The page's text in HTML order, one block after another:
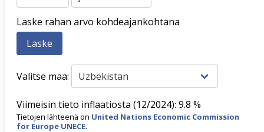
Laske rahan arvo kohdeajankohtana
Valitse maa:
Viimeisin tieto inflaatiosta (12/2024): 9.8 %
Tietojen lähteenä on United Nations Economic Commission
for Europe UNECE.